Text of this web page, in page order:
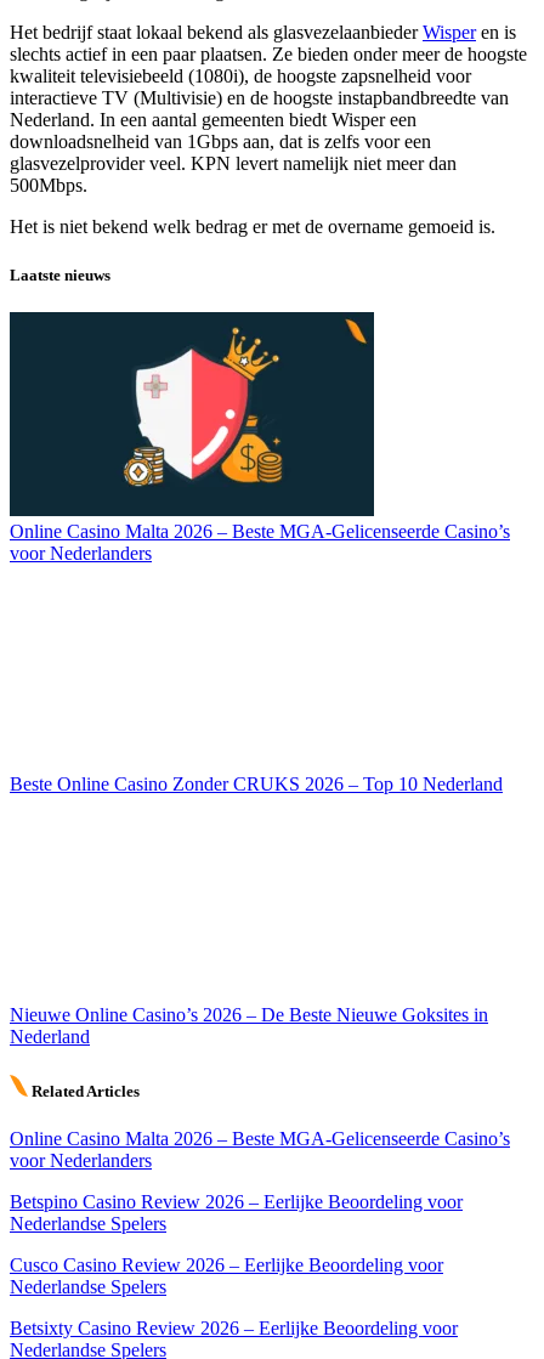
Het bedrijf staat lokaal bekend als glasvezelaanbiederWisperen is
slechts actief in een paar plaatsen. Ze bieden onder meer de hoogste
kwaliteit televisiebeeld (1080i), de hoogste zapsnelheid voor
interactieve TV (Multivisie) en de hoogste instapbandbreedte van
Nederland. In een aantal gemeenten biedt Wisper een
downloadsnelheid van 1Gbps aan, dat is zelfs voor een
glasvezelprovider veel. KPN levert namelijk niet meer dan
500Mbps.
Het is niet bekend welk bedrag er met de overname gemoeid is.
Laatste nieuws
Online Casino Malta 2026 – Beste MGA-Gelicenseerde Casino’s
voor Nederlanders
Beste Online Casino Zonder CRUKS 2026 – Top 10 Nederland
Nieuwe Online Casino’s 2026 – De Beste Nieuwe Goksites in
Nederland
Related Articles
Online Casino Malta 2026 – Beste MGA-Gelicenseerde Casino’s
voor Nederlanders
Betspino Casino Review 2026 – Eerlijke Beoordeling voor
Nederlandse Spelers
Cusco Casino Review 2026 – Eerlijke Beoordeling voor
Nederlandse Spelers
Betsixty Casino Review 2026 – Eerlijke Beoordeling voor
Nederlandse Spelers